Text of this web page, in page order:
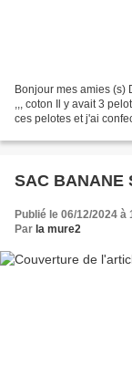
Bonjour mes amies (s)
,,, coton Il y avait 3
ces pelotes et j'ai
Publié le 06/12/2024 à
Par la mure2